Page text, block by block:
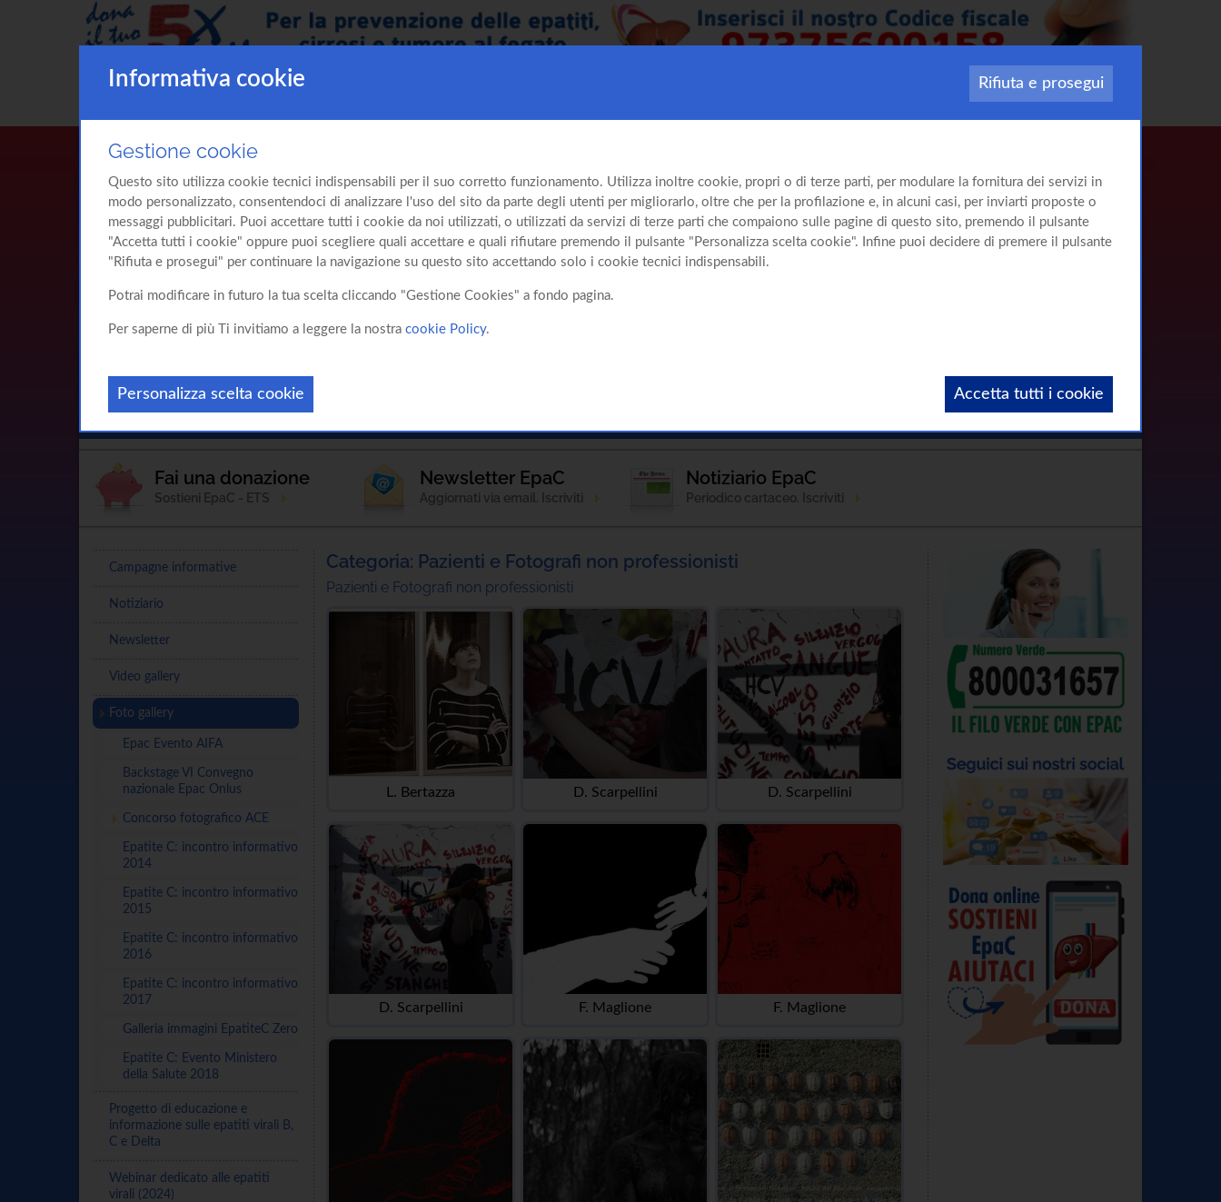
Fai una donazione
Sostieni EpaC - ETS
Newsletter EpaC
Aggiornati via email. Iscriviti
Notiziario EpaC
Periodico cartaceo. Iscriviti
Campagne informative
Notiziario
Newsletter
Video gallery
Foto gallery
Epac Evento AIFA
Backstage VI Convegno
nazionale Epac Onlus
Concorso fotografico ACE
Epatite C: incontro informativo
2014
Epatite C: incontro informativo
2015
Epatite C: incontro informativo
2016
Epatite C: incontro informativo
2017
Galleria immagini EpatiteC Zero
Epatite C: Evento Ministero
della Salute 2018
Progetto di educazione e
informazione sulle epatiti virali B,
C e Delta
Webinar dedicato alle epatiti
virali (2024)
Categoria: Pazienti e Fotografi non professionisti
Pazienti e Fotografi non professionisti
L. Bertazza D. Scarpellini D. Scarpellini
D. Scarpellini F. Maglione F. Maglione
Informativa cookie Rifiuta e prosegui
Gestione cookie
Questo sito utilizza cookie tecnici indispensabili per il suo corretto funzionamento. Utilizza inoltre cookie, propri o di terze parti, per modulare la fornitura dei servizi in
modo personalizzato, consentendoci di analizzare l'uso del sito da parte degli utenti per migliorarlo, oltre che per la profilazione e, in alcuni casi, per inviarti proposte o
messaggi pubblicitari. Puoi accettare tutti i cookie da noi utilizzati, o utilizzati da servizi di terze parti che compaiono sulle pagine di questo sito, premendo il pulsante
"Accetta tutti i cookie" oppure puoi scegliere quali accettare e quali rifiutare premendo il pulsante "Personalizza scelta cookie". Infine puoi decidere di premere il pulsante
"Rifiuta e prosegui" per continuare la navigazione su questo sito accettando solo i cookie tecnici indispensabili.
Potrai modificare in futuro la tua scelta cliccando "Gestione Cookies" a fondo pagina.
Per saperne di più Ti invitiamo a leggere la nostra cookie Policy.
Personalizza scelta cookie Accetta tutti i cookie